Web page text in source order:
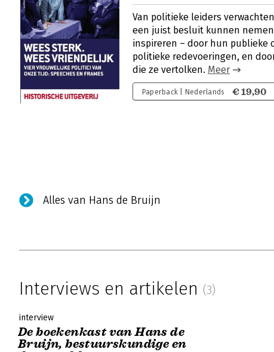
Van politieke leiders
een juist besluit kunnen
inspireren – door hun publieke
politieke redevoeringen, en
die ze vertolken. Meer
Paperback | Nederlands € 19,90
Alles van Hans de Bruijn
Interviews en artikelen (3)
interview
De boekenkast van Hans de
Bruijn, bestuurskundige en